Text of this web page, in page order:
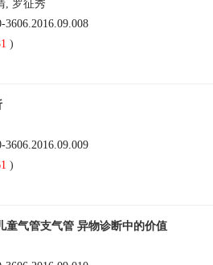
, 罗征秀
3606.2016.09.008
)
3606.2016.09.009
)
童气管支气管 异物诊断中的价值